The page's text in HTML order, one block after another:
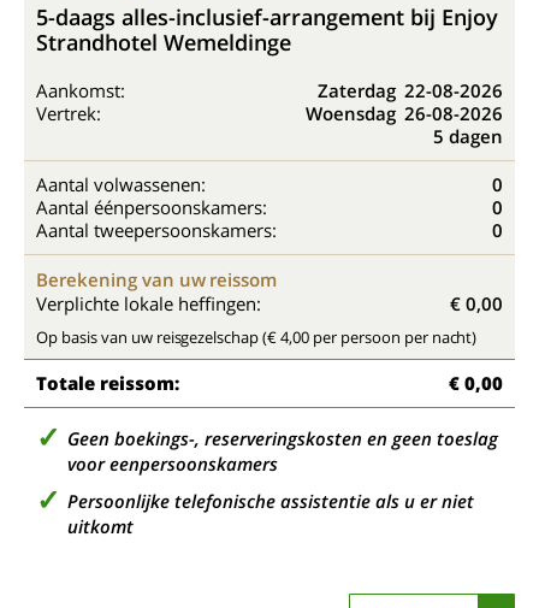
5-daags alles-inclusief-arrangement bij Enjoy
Strandhotel Wemeldinge
Aankomst: Zaterdag 22-08-2026
Vertrek:
Woensdag 26-08-2026
5 dagen
Aantal volwassenen:
0
Aantal éénpersoonskamers:
0
Aantal tweepersoonskamers:
0
Berekening van uw reissom
Verplichte lokale heffingen:
€ 0,00
Op basis van uw reisgezelschap (€ 4,00 per persoon per nacht)
Totale reissom: € 0,00
Geen boekings-, reserveringskosten en geen toeslag
voor eenpersoonskamers
Persoonlijke telefonische assistentie als u er niet
uitkomt